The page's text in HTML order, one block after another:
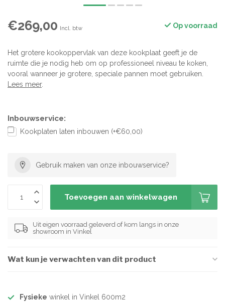
€269,00 Incl. btw Op voorraad
Het grotere kookoppervlak van deze kookplaat geeft je de
ruimte die je nodig heb om op professioneel niveau te koken,
vooral wanneer je grotere, speciale pannen moet gebruiken.
Lees meer.
Inbouwservice:
Kookplaten laten inbouwen (+€60,00)
Gebruik maken van onze inbouwservice?
Toevoegen aan winkelwagen
Uit eigen voorraad geleverd of kom langs in onze
showroom in Vinkel
Wat kun je verwachten van dit product
Fysieke winkel in Vinkel 600m2